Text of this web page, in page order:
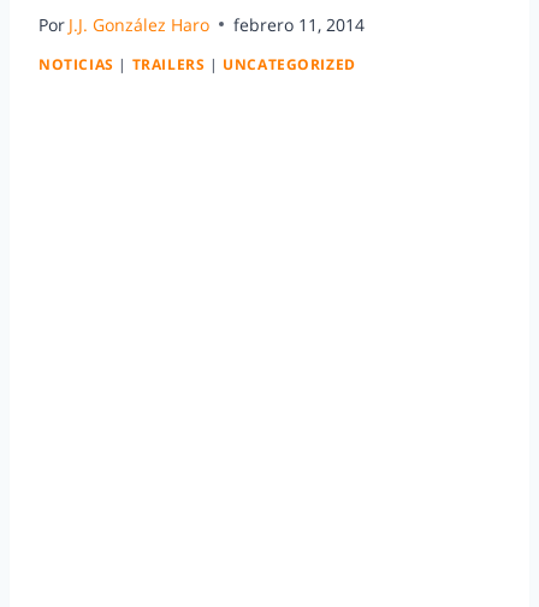
Por J.J. González Haro febrero 11, 2014
NOTICIAS | TRAILERS | UNCATEGORIZED